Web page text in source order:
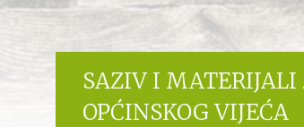
SAZIV I MATERIJALI
OPĆINSKOG VIJEĆA